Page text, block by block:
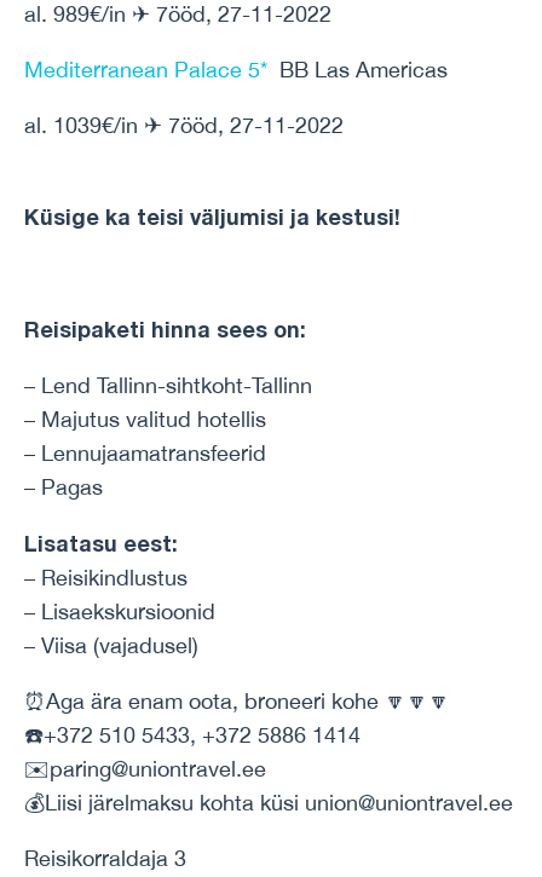
al. 989€/in ✈ 7ööd, 27-11-2022
Mediterranean Palace 5* BB Las Americas
al. 1039€/in ✈ 7ööd, 27-11-2022
Küsige ka teisi väljumisi ja kestusi!
Reisipaketi hinna sees on:
– Lend Tallinn-sihtkoht-Tallinn
– Majutus valitud hotellis
– Lennujaamatransfeerid
– Pagas
Lisatasu eest:
– Reisikindlustus
– Lisaekskursioonid
– Viisa (vajadusel)
⏰Aga ära enam oota, broneeri kohe 🔽🔽🔽
☎️+372 510 5433, +372 5886 1414
✉️paring@uniontravel.ee
💰Liisi järelmaksu kohta küsi union@uniontravel.ee
Reisikorraldaja 3